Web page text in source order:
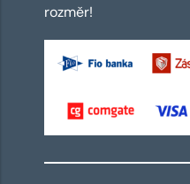
rozměr!